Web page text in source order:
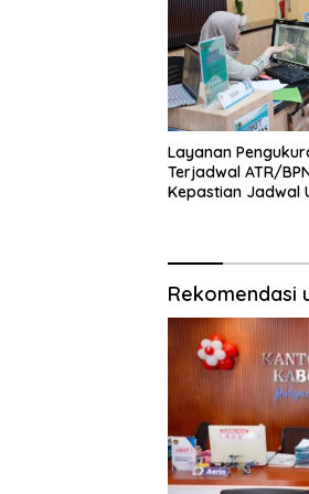
Layanan
Terjadwal ATR/
Kepastian Jadwal
Rekomendasi
Beri
Perlu